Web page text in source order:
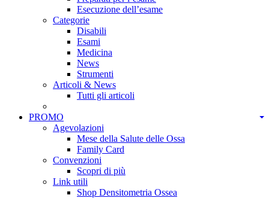
Esecuzione dell’esame
Categorie
Disabili
Esami
Medicina
News
Strumenti
Articoli & News
Tutti gli articoli
PROMO
Agevolazioni
Mese della Salute delle Ossa
Family Card
Convenzioni
Scopri di più
Link utili
Shop Densitometria Ossea